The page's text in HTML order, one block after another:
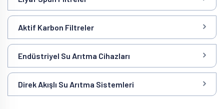
Aktif Karbon Filtreler
Endüstriyel Su Arıtma Cihazları
Direk Akışlı Su Arıtma Sistemleri